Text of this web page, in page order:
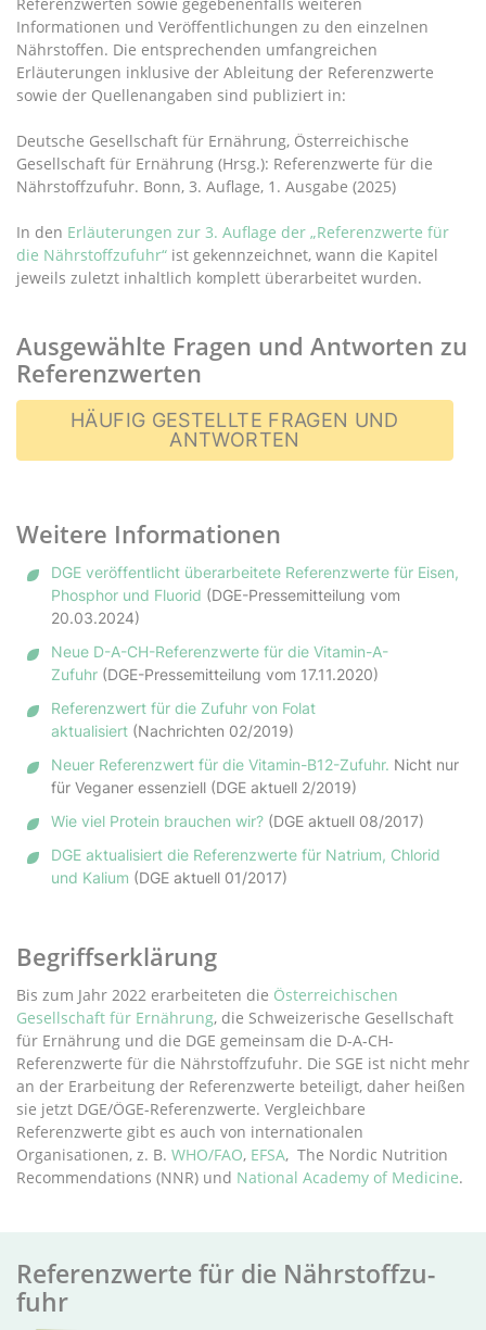
Informationen und Veröffentlichungen zu den einzelnen
Nährstoffen. Die entsprechenden umfangreichen
Erläuterungen inklusive der Ableitung der Referenzwerte
sowie der Quellenangaben sind publiziert in:
Deutsche Gesellschaft für Ernährung, Österreichische
Gesellschaft für Ernährung (Hrsg.): Referenzwerte für die
Nährstoffzufuhr. Bonn, 3. Auflage, 1. Ausgabe (2025)
In den Erläuterungen zur 3. Auflage der „Referenzwerte für
die Nährstoffzufuhr“ ist gekennzeichnet, wann die Kapitel
jeweils zuletzt inhaltlich komplett überarbeitet wurden.
Ausgewählte Fragen und Antworten zu
Referenzwerten
HÄUFIG GESTELLTE FRAGEN UND
ANTWORTEN
Weitere Informationen
DGE veröffentlicht überarbeitete Referenzwerte für Eisen,
Phosphor und Fluorid (DGE-Pressemitteilung vom
20.03.2024)
Neue D-A-CH-Referenzwerte für die Vitamin-A-
Zufuhr (DGE-Pressemitteilung vom 17.11.2020)
Referenzwert für die Zufuhr von Folat
aktualisiert (Nachrichten 02/2019)
Neuer Referenzwert für die Vitamin-B12-Zufuhr. Nicht nur
für Veganer essenziell (DGE aktuell 2/2019)
Wie viel Protein brauchen wir? (DGE aktuell 08/2017)
DGE aktualisiert die Referenzwerte für Natrium, Chlorid
und Kalium (DGE aktuell 01/2017)
Begriffserklärung
Bis zum Jahr 2022 erarbeiteten die Österreichischen
Gesellschaft für Ernährung, die Schweizerische Gesellschaft
für Ernährung und die DGE gemeinsam die D-A-CH-
Referenzwerte für die Nährstoffzufuhr. Die SGE ist nicht mehr
an der Erarbeitung der Referenzwerte beteiligt, daher heißen
sie jetzt DGE/ÖGE-Referenzwerte. Vergleichbare
Referenzwerte gibt es auch von internationalen
Organisationen, z. B. WHO/FAO, EFSA, The Nordic Nutrition
Recommendations (NNR) und National Academy of Medicine.
Re­fer­enz­wer­te für die Nähr­stoff­zu­
fuhr